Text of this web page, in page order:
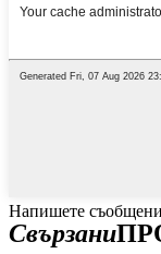
Напишете
Свързани